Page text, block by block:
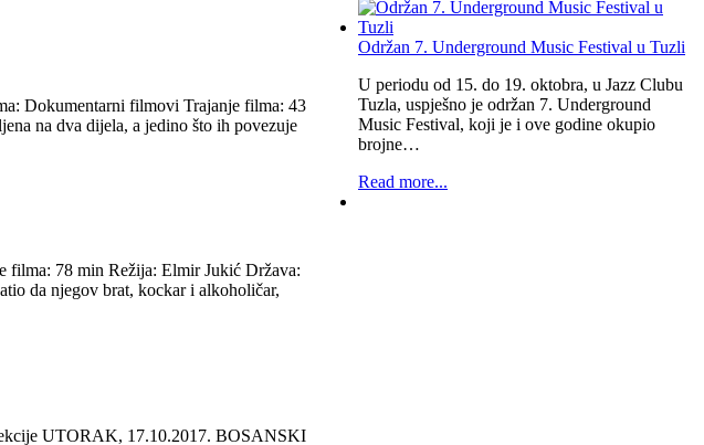
Dokumentarni filmovi Trajanje filma: 43
na dva dijela, a jedino što ih povezuje
78 min Režija: Elmir Jukić Država:
da njegov brat, kockar i alkoholičar,
UTORAK, 17.10.2017. BOSANSKI
Održan 7. Underground Music Festival u Tuzli
U periodu od 15. do 19. oktobra, u Jazz Clubu
Tuzla, uspješno je održan 7. Underground
Music Festival, koji je i ove godine okupio
brojne…
Read more...